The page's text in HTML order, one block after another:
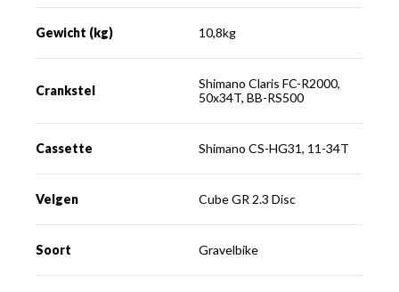
Gewicht (kg) 10,8kg
Crankstel
Shimano Claris FC-R2000,
50x34T, BB-RS500
Cassette Shimano CS-HG31, 11-34T
Velgen Cube GR 2.3 Disc
Soort Gravelbike